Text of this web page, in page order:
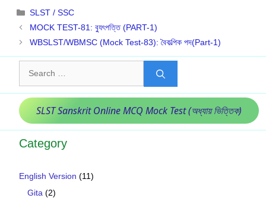
Categories
SLST / SSC
MOCK TEST-81: ব‍্যুৎপত্তি (PART-1)
WBSLST/WBMSC (Mock Test-83): বৈকল্পিক পদ(Part-1)
for:
SLST Sanskrit Online MCQ Mock Test (অধ্যায় ভিত্তিক)
Category
English Version (11)
Gita (2)